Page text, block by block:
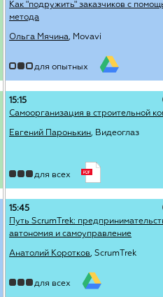
Как "подружить" заказчиков с
метода
Ольга Мячина, Movavi
для опытных
15:15
Самоорганизация в строительной
Евгений Паронькин, Видеоглаз
для всех
15:45
Путь ScrumTrek:
автономия и самоуправление
Анатолий Коротков, ScrumTrek
для всех